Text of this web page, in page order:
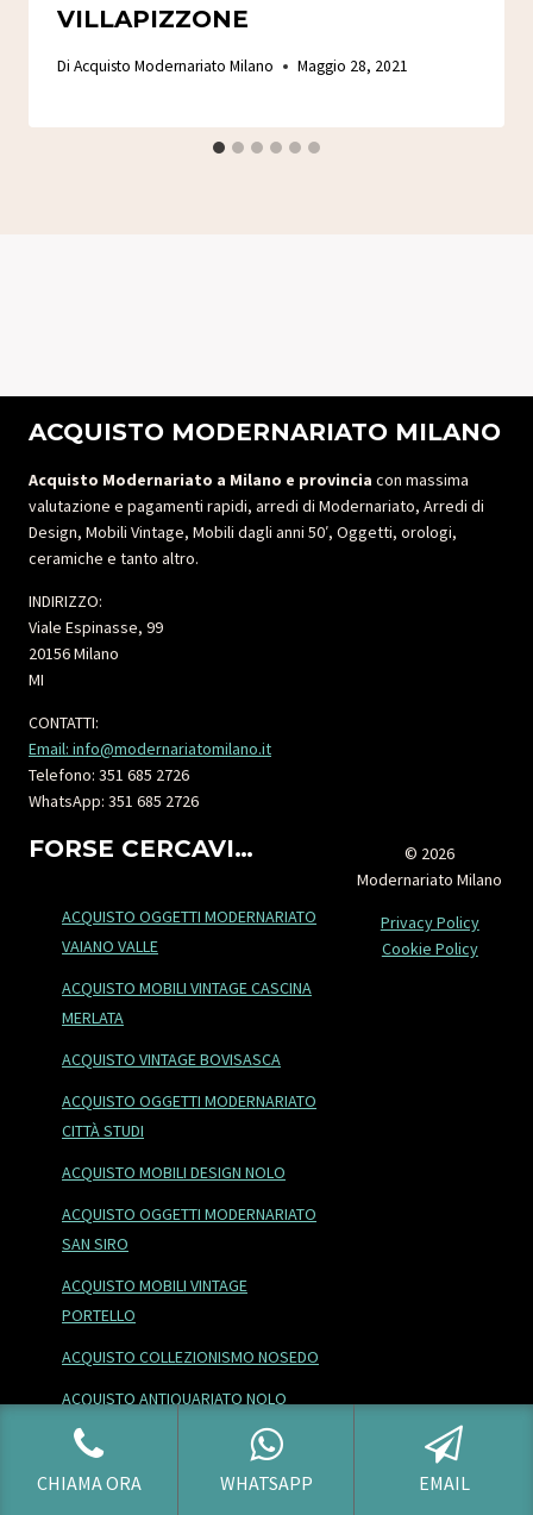
VILLAPIZZONE
Di Acquisto Modernariato Milano Maggio 28, 2021
ACQUISTO MODERNARIATO MILANO
Acquisto Modernariato a Milano e provincia con massima
valutazione e pagamenti rapidi, arredi di Modernariato, Arredi di
Design, Mobili Vintage, Mobili dagli anni 50′, Oggetti, orologi,
ceramiche e tanto altro.
INDIRIZZO:
Viale Espinasse, 99
20156 Milano
MI
CONTATTI:
Email: info@modernariatomilano.it
Telefono: 351 685 2726
WhatsApp: 351 685 2726
FORSE CERCAVI…
ACQUISTO OGGETTI MODERNARIATO
VAIANO VALLE
ACQUISTO MOBILI VINTAGE CASCINA
MERLATA
ACQUISTO VINTAGE BOVISASCA
ACQUISTO OGGETTI MODERNARIATO
CITTÀ STUDI
ACQUISTO MOBILI DESIGN NOLO
ACQUISTO OGGETTI MODERNARIATO
SAN SIRO
ACQUISTO MOBILI VINTAGE
PORTELLO
ACQUISTO COLLEZIONISMO NOSEDO
ACQUISTO ANTIQUARIATO NOLO
ACQUISTO ANTIQUARIATO
© 2026
Modernariato Milano
Privacy Policy
Cookie Policy
CHIAMA ORA WHATSAPP EMAIL